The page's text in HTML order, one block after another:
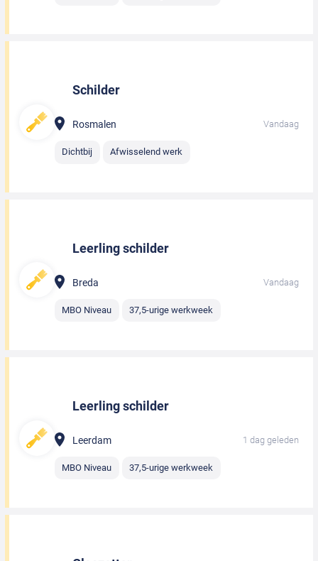
Schilder
Rosmalen Vandaag
Dichtbij Afwisselend werk
Leerling schilder
Breda Vandaag
MBO Niveau 37,5-urige werkweek
Leerling schilder
Leerdam 1 dag geleden
MBO Niveau 37,5-urige werkweek